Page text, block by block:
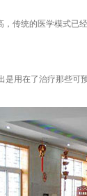
统的医学模式已
在了治疗那些可